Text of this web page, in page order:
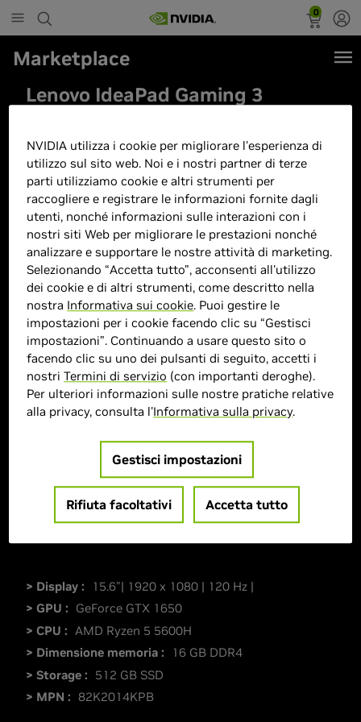
0
Marketplace
Lenovo IdeaPad Gaming 3
IPS 250nits AG 120Hz 16GB
DDR4 3200 SSD512 GeForce GTX
1650 4GB LAN Win11 Shadow
Black
> Display :
15.6"| 1920 x 1080 | 120 Hz |
> GPU : GeForce GTX 1650
> CPU : AMD Ryzen 5 5600H
> Dimensione memoria :
16 GB DDR4
> Storage : 512 GB SSD
> MPN : 82K2014KPB
NVIDIA utilizza i cookie per migliorare l'esperienza di
utilizzo sul sito web. Noi e i nostri partner di terze
parti utilizziamo cookie e altri strumenti per
raccogliere e registrare le informazioni fornite dagli
utenti, nonché informazioni sulle interazioni con i
nostri siti Web per migliorare le prestazioni nonché
analizzare e supportare le nostre attività di marketing.
Selezionando “Accetta tutto”, acconsenti all'utilizzo
dei cookie e di altri strumenti, come descritto nella
nostra Informativa sui cookie. Puoi gestire le
impostazioni per i cookie facendo clic su “Gestisci
impostazioni”. Continuando a usare questo sito o
facendo clic su uno dei pulsanti di seguito, accetti i
nostriTermini di servizio (con importanti deroghe).
Per ulteriori informazioni sulle nostre pratiche relative
alla privacy, consulta l'Informativa sulla privacy.
Gestisci impostazioni
Rifiuta facoltativi Accetta tutto